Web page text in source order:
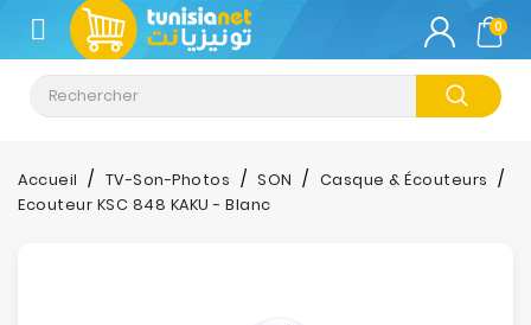
CATÉGORIE
Climatisation
Informatique
0
Accueil TV-Son-Photos SON
Casque & Écouteurs
Ecouteur KSC 848 KAKU - Blanc